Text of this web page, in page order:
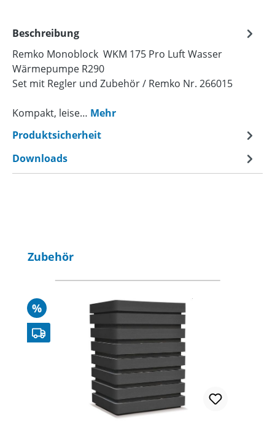
Beschreibung
Remko Monoblock WKM 175 Pro Luft Wasser
Wärmepumpe R290
Set mit Regler und Zubehör / Remko Nr. 266015
Kompakt, leise… Mehr
Produktsicherheit
Downloads
Produktgalerie überspringen
Zubehör
Rabatt
%